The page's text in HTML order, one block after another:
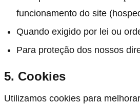
funcionamento do site
Quando exigido por lei ou
Para proteção dos nossos
5. Cookies
Utilizamos cookies para